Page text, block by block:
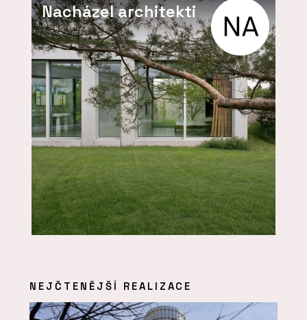
Nacházel architekti
NEJČTENĚJŠÍ REALIZACE